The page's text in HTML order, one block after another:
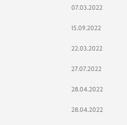
07.03.2022
15.09.2022
22.03.2022
27.07.2022
28.04.2022
28.04.2022